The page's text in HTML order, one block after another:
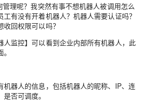
理呢？我突然有事不想机器人被调用怎么
有没有开着机器人？机器人需要认证吗？
回权限可以吗？
人监控】可以看到企业内部所有机器人，此
机器人的信息，包括机器人的昵称、IP、连
否可调度。